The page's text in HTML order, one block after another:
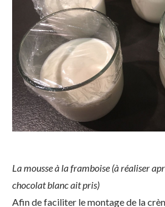
La mousse à la framboise (à réaliser
chocolat blanc ait pris)
Afin de faciliter le montage de la